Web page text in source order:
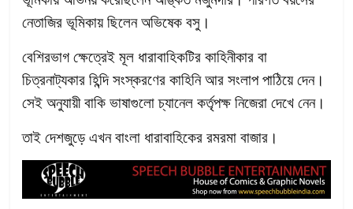
নেতাজির ভূমিকায় ছিলেন অভিষেক বসু।
বেশিরভাগ ক্ষেত্রেই মূল ধারাবাহিকটির কাহিনীকার বা
চিত্রনাট্যকার হিন্দি সংস্করণের কাহিনি আর সংলাপ পাঠিয়ে দেন।
সেই অনুযায়ী বাকি ভাষাগুলো চ্যানেল কর্তৃপক্ষ নিজেরা দেখে নেন।
তাই দেশজুড়ে এখন বাংলা ধারাবাহিকের রমরমা বাজার।